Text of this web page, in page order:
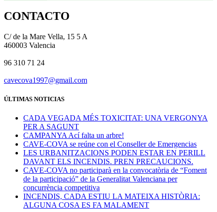
CONTACTO
C/ de la Mare Vella, 15 5 A
460003 Valencia
96 310 71 24
cavecova1997@gmail.com
ÚLTIMAS NOTICIAS
CADA VEGADA MÉS TOXICITAT: UNA VERGONYA
PER A SAGUNT
CAMPANYA Ací falta un arbre!
CAVE-COVA se reúne con el Conseller de Emergencias
LES URBANITZACIONS PODEN ESTAR EN PERILL
DAVANT ELS INCENDIS. PREN PRECAUCIONS.
CAVE-COVA no participarà en la convocatòria de “Foment
de la participació” de la Generalitat Valenciana per
concurrència competitiva
INCENDIS, CADA ESTIU LA MATEIXA HISTÒRIA:
ALGUNA COSA ES FA MALAMENT